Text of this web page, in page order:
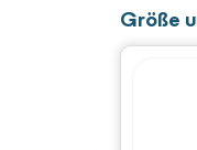
Größe